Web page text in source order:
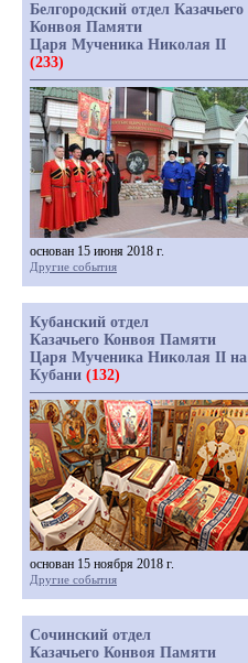
Белгородский отдел Казачьего
Конвоя Памяти
Царя Мученика Николая II
(233)
основан 15 июня 2018 г.
Другие события
Кубанский отдел
Казачьего Конвоя Памяти
Царя Мученика Николая II на
Кубани (132)
основан 15 ноября 2018 г.
Другие события
Сочинский отдел
Казачьего Конвоя Памяти